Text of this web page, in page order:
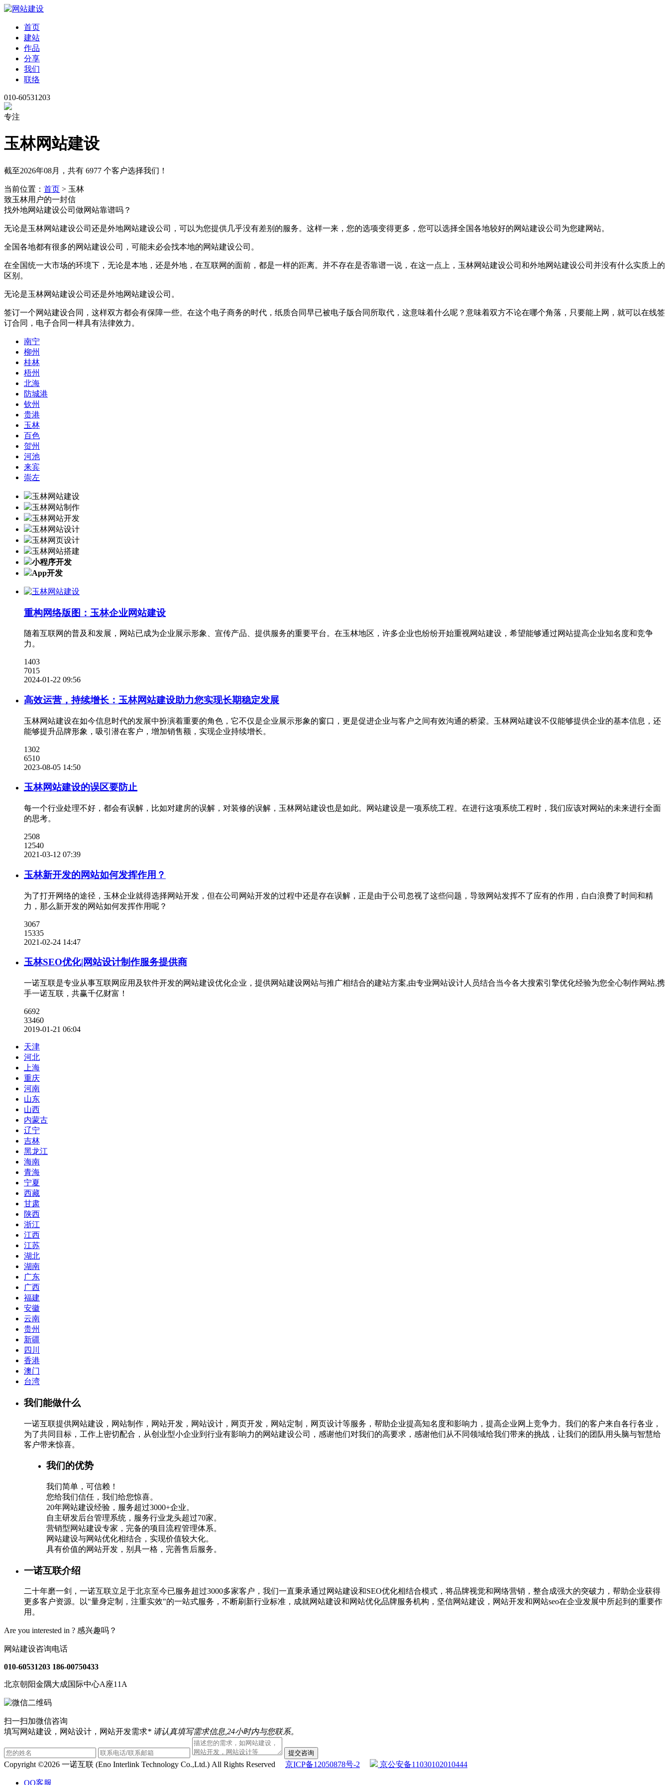
首页
建站
作品
分享
我们
联络
010-60531203
专注
玉林网站建设
截至2026年08月，共有 6977 个客户选择我们！
当前位置： 首页 > 玉林
致玉林用户的一封信
找外地网站建设公司做网站靠谱吗？
无论是玉林网站建设公司还是外地网站建设公司，可以为您提供几乎没有差别的服务。这样一来，您的选项变得更多，您可以选择全国各地较好的网站建设公司为您建网站。
全国各地都有很多的网站建设公司，可能未必会找本地的网站建设公司。
在全国统一大市场的环境下，无论是本地，还是外地，在互联网的面前，都是一样的距离。并不存在是否靠谱一说，在这一点上，玉林网站建设公司和外地网站建设公司并没有什么实质上的
区别。
无论是玉林网站建设公司还是外地网站建设公司。
签订一个网站建设合同，这样双方都会有保障一些。在这个电子商务的时代，纸质合同早已被电子版合同所取代，这意味着什么呢？意味着双方不论在哪个角落，只要能上网，就可以在线签
订合同，电子合同一样具有法律效力。
南宁
柳州
桂林
梧州
北海
防城港
钦州
贵港
玉林
百色
贺州
河池
来宾
崇左
玉林网站建设
玉林网站制作
玉林网站开发
玉林网站设计
玉林网页设计
玉林网站搭建
小程序开发
App开发
重构网络版图：玉林企业网站建设
随着互联网的普及和发展，网站已成为企业展示形象、宣传产品、提供服务的重要平台。在玉林地区，许多企业也纷纷开始重视网站建设，希望能够通过网站提高企业知名度和竞争
力。
1403
7015
2024-01-22 09:56
高效运营，持续增长：玉林网站建设助力您实现长期稳定发展
玉林网站建设在如今信息时代的发展中扮演着重要的角色，它不仅是企业展示形象的窗口，更是促进企业与客户之间有效沟通的桥梁。玉林网站建设不仅能够提供企业的基本信息，还
能够提升品牌形象，吸引潜在客户，增加销售额，实现企业持续增长。
1302
6510
2023-08-05 14:50
玉林网站建设的误区要防止
每一个行业处理不好，都会有误解，比如对建房的误解，对装修的误解，玉林网站建设也是如此。网站建设是一项系统工程。在进行这项系统工程时，我们应该对网站的未来进行全面
的思考。
2508
12540
2021-03-12 07:39
玉林新开发的网站如何发挥作用？
为了打开网络的途径，玉林企业就得选择网站开发，但在公司网站开发的过程中还是存在误解，正是由于公司忽视了这些问题，导致网站发挥不了应有的作用，白白浪费了时间和精
力，那么新开发的网站如何发挥作用呢？
3067
15335
2021-02-24 14:47
玉林SEO优化|网站设计制作服务提供商
一诺互联是专业从事互联网应用及软件开发的网站建设优化企业，提供网站建设网站与推广相结合的建站方案,由专业网站设计人员结合当今各大搜索引擎优化经验为您全心制作网站,携
手一诺互联，共赢千亿财富！
6692
33460
2019-01-21 06:04
天津
河北
上海
重庆
河南
山东
山西
内蒙古
辽宁
吉林
黑龙江
海南
青海
宁夏
西藏
甘肃
陕西
浙江
江西
江苏
湖北
湖南
广东
广西
福建
安徽
云南
贵州
新疆
四川
香港
澳门
台湾
我们能做什么
一诺互联提供网站建设，网站制作，网站开发，网站设计，网页开发，网站定制，网页设计等服务，帮助企业提高知名度和影响力，提高企业网上竞争力。我们的客户来自各行各业，
为了共同目标，工作上密切配合，从创业型小企业到行业有影响力的网站建设公司，感谢他们对我们的高要求，感谢他们从不同领域给我们带来的挑战，让我们的团队用头脑与智慧给
客户带来惊喜。
我们的优势
我们简单，可信赖！
您给我们信任，我们给您惊喜。
20年网站建设经验，服务超过3000+企业。
自主研发后台管理系统，服务行业龙头超过70家。
营销型网站建设专家，完备的项目流程管理体系。
网站建设与网站优化相结合，实现价值较大化。
具有价值的网站开发，别具一格，完善售后服务。
一诺互联介绍
二十年磨一剑，一诺互联立足于北京至今已服务超过3000多家客户，我们一直秉承通过网站建设和SEO优化相结合模式，将品牌视觉和网络营销，整合成强大的突破力，帮助企业获得
更多客户资源。以"量身定制，注重实效"的一站式服务，不断刷新行业标准，成就网站建设和网站优化品牌服务机构，坚信网站建设，网站开发和网站seo在企业发展中所起到的重要作
用。
Are you interested in ? 感兴趣吗？
网站建设咨询电话
010-60531203 186-00750433
北京朝阳金隅大成国际中心A座11A
扫一扫加微信咨询
填写网站建设，网站设计，网站开发需求* 请认真填写需求信息,24小时内与您联系。
提交咨询
Copyright ©2026 一诺互联 (Eno Interlink Technology Co.,Ltd.) All Rights Reserved 京ICP备12050878号-2 京公安备11030102010444
QQ客服